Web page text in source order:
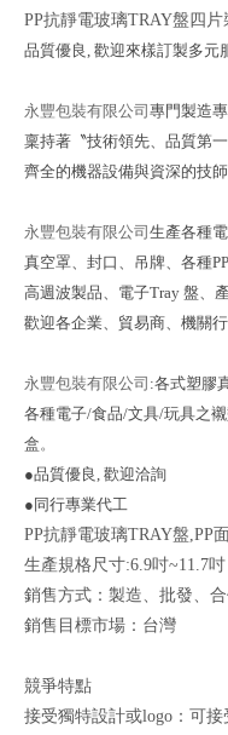
PP抗靜電玻璃TRAY盤四片
品質優良, 歡迎來樣訂製多元
永豐包裝有限公司專門製造
稟持著〝技術領先、品質第
齊全的機器設備與資深的技
永豐包裝有限公司生產各種
真空罩、封口、吊牌、 各種
高週波製品、電子Tray 盤、
歡迎各企業、貿易商、機關行
永豐包裝有限公司 :各式塑膠
各種電子/食品/文具/玩具之
盒 。
●品質優良, 歡迎洽詢
●同行專業代工
PP抗靜電玻璃TRAY盤,PP
生產規格尺寸:6.9吋~11.7吋
銷售方式：製造、批發、
銷售目標市場：台灣
競爭特點
接受獨特設計或logo：可